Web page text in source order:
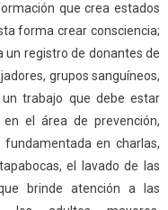
que crea estados
forma crear consciencia;
registro de donantes de
grupos sanguíneos,
trabajo que debe estar
el área de prevención,
en charlas,
el lavado de las
brinde atención a las